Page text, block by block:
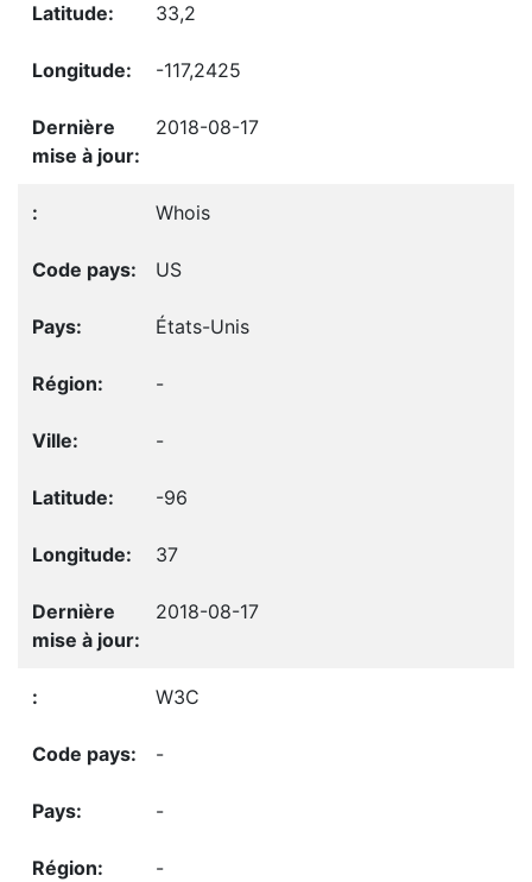
33,2
-117,2425
2018-08-17
Whois
US
États-Unis
-
-
-96
37
2018-08-17
W3C
-
-
-